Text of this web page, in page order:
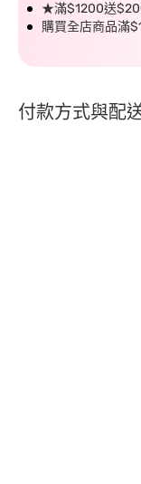
★滿$1200送
購買全店商品滿
付款方式與配